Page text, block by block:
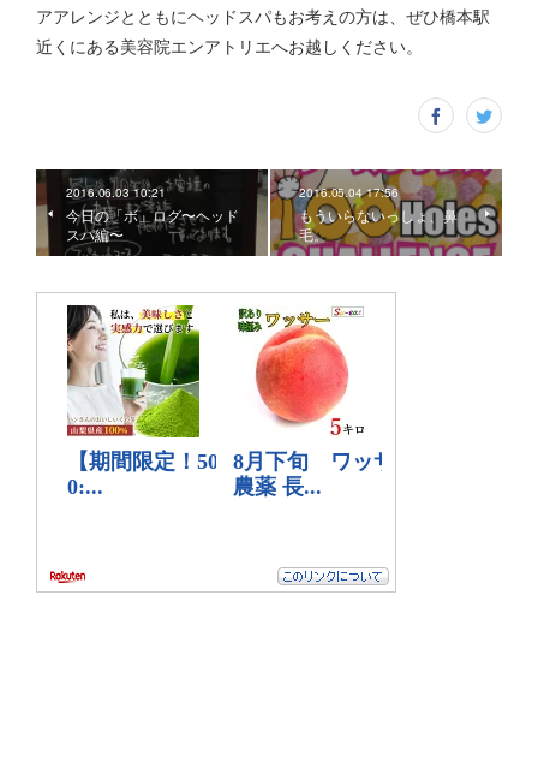
アアレンジとともにヘッドスパもお考えの方は、ぜひ橋本駅
近くにある美容院エンアトリエへお越しください。
2016.06.03 10:21
今日の「ボ」ログ〜ヘッド
スパ編〜
2016.05.04 17:56
もういらないっしょ、鼻
毛。